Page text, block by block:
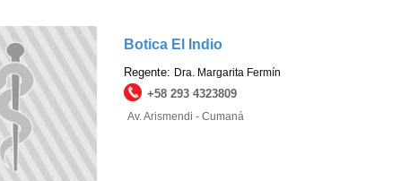
Botica El Indio
Regente: Dra. Margarita Fermín
+58 293 4323809
Av. Arismendi - Cumaná